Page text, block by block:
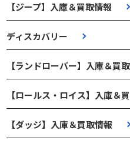
【ジープ】入庫＆買取情報
ディスカバリー
【ランドローバー】入庫＆買
【ロールス・ロイス】入庫＆
【ダッジ】入庫＆買取情報